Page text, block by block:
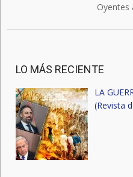
Oyentes
LO MÁS RECIENTE
LA
(Revista